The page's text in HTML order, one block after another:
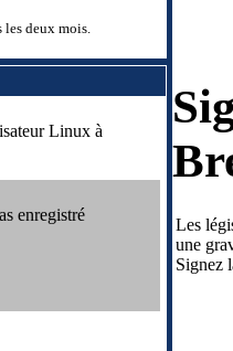
les deux mois.
Linux à
enregistré
Les
une
Signez